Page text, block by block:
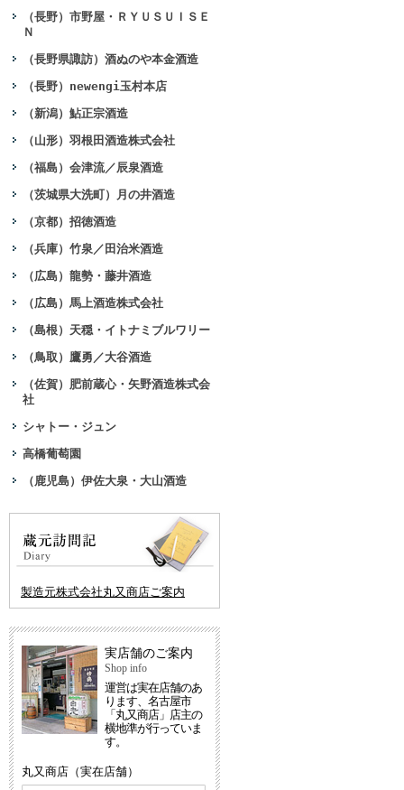
（長野）市野屋・ＲＹＵＳＵＩＳＥ
Ｎ
（長野県諏訪）酒ぬのや本金酒造
（長野）newengi玉村本店
（新潟）鮎正宗酒造
（山形）羽根田酒造株式会社
（福島）会津流／辰泉酒造
（茨城県大洗町）月の井酒造
（京都）招徳酒造
（兵庫）竹泉／田治米酒造
（広島）龍勢・藤井酒造
（広島）馬上酒造株式会社
（島根）天穏・イトナミブルワリー
（鳥取）鷹勇／大谷酒造
（佐賀）肥前蔵心・矢野酒造株式会
社
シャトー・ジュン
高橋葡萄園
（鹿児島）伊佐大泉・大山酒造
製造元株式会社丸又商店ご案内
実店舗のご案内
Shop info
運営は実在店舗のあ
ります、名古屋市
「丸又商店」店主の
横地準が行っていま
す。
丸又商店（実在店舗）